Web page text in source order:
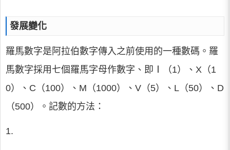
發展變化
羅馬數字是阿拉伯數字傳入之前使用的一種數碼。羅
馬數字採用七個羅馬字母作數字、即Ⅰ（1）、X（1
0）、C（100）、M（1000）、V（5）、L（50）、D
（500）。記數的方法：
1.